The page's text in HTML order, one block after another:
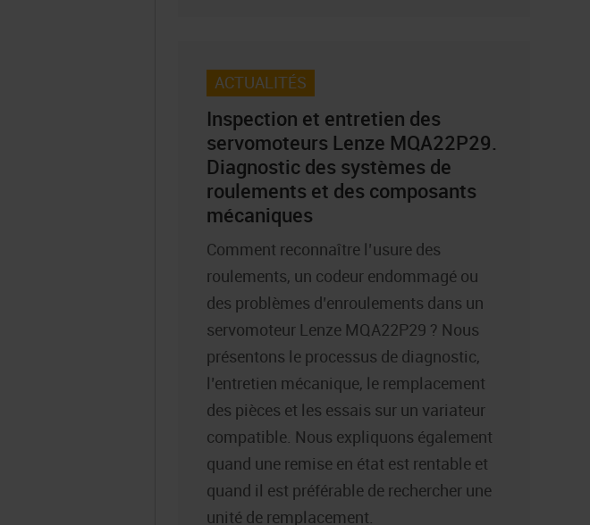
ACTUALITÉS
Inspection et entretien des
servomoteurs Lenze MQA22P29.
Diagnostic des systèmes de
roulements et des composants
mécaniques
Comment reconnaître l’usure des
roulements, un codeur endommagé ou
des problèmes d’enroulements dans un
servomoteur Lenze MQA22P29 ? Nous
présentons le processus de diagnostic,
l’entretien mécanique, le remplacement
des pièces et les essais sur un variateur
compatible. Nous expliquons également
quand une remise en état est rentable et
quand il est préférable de rechercher une
unité de remplacement.